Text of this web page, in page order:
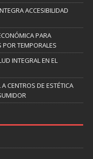
ACCESIBILIDAD
PARA
POR TEMPORALES
INTEGRAL EN EL
CENTROS DE ESTÉTICA